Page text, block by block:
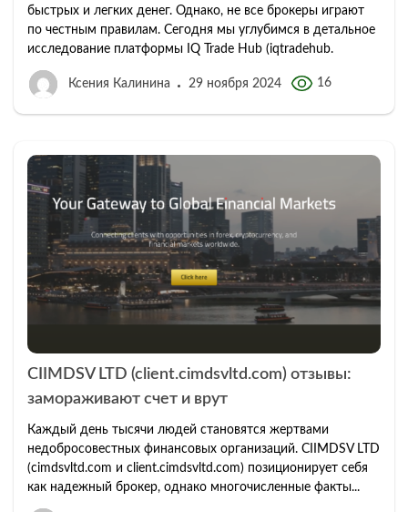
быстрых и легких денег. Однако, не все брокеры играют
по честным правилам. Сегодня мы углубимся в детальное
исследование платформы IQ Trade Hub (iqtradehub.
Ксения Калинина 29 ноября 2024 16
CIIMDSV LTD (client.cimdsvltd.com) отзывы:
замораживают счет и врут
Каждый день тысячи людей становятся жертвами
недобросовестных финансовых организаций. CIIMDSV LTD
(cimdsvltd.com и client.cimdsvltd.com) позиционирует себя
как надежный брокер, однако многочисленные факты...